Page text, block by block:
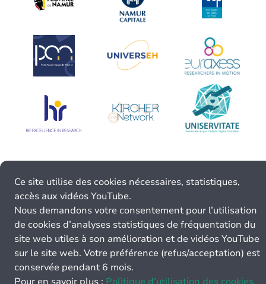
Ce site utilise des cookies nécessaires, statistiques,
accès aux vidéos YouTube.
Nous demandons votre consentement pour l’utilisation
de cookies d’analyses statistiques de fréquentation du
site web utiles à son amélioration et de vidéos YouTube
sur le site web. Votre préférence (refus/acceptation) est
conservée pendant 6 mois.